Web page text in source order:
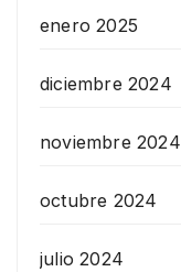
enero 2025
diciembre 2024
noviembre 2024
octubre 2024
julio 2024